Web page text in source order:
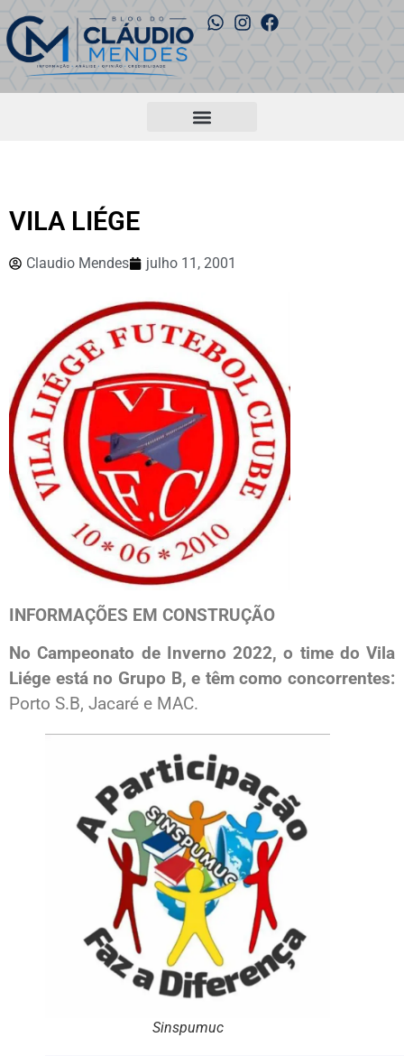
VILA LIÉGE
Claudio Mendes julho 11, 2001
INFORMAÇÕES EM CONSTRUÇÃO
No Campeonato de Inverno 2022, o time do Vila
Liége está no Grupo B, e têm como concorrentes:
Porto S.B, Jacaré e MAC.
Sinspumuc